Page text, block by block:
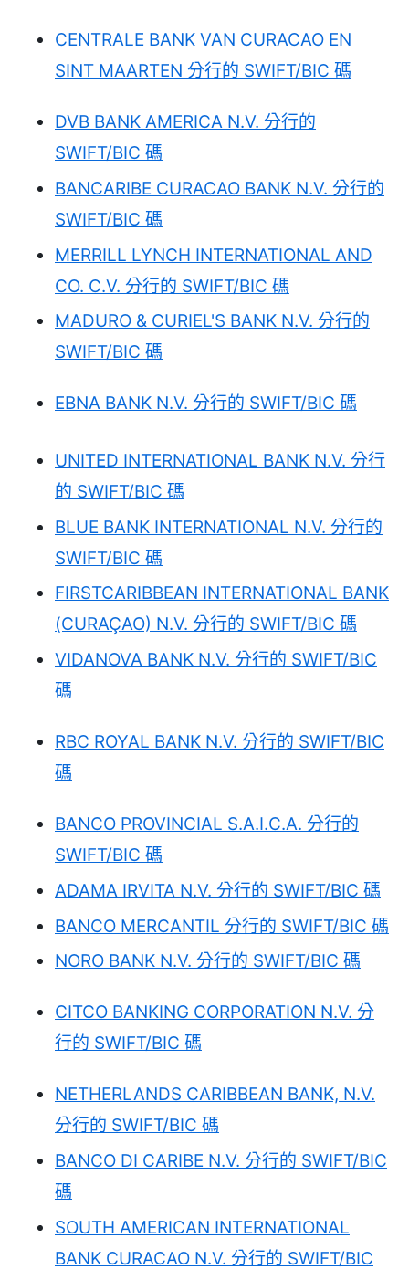
CENTRALE BANK VAN CURACAO EN
SINT MAARTEN 分行的 SWIFT/BIC 碼
DVB BANK AMERICA N.V. 分行的
SWIFT/BIC 碼
BANCARIBE CURACAO BANK N.V. 分行的
SWIFT/BIC 碼
MERRILL LYNCH INTERNATIONAL AND
CO. C.V. 分行的 SWIFT/BIC 碼
MADURO & CURIEL'S BANK N.V. 分行的
SWIFT/BIC 碼
EBNA BANK N.V. 分行的 SWIFT/BIC 碼
UNITED INTERNATIONAL BANK N.V. 分行
的 SWIFT/BIC 碼
BLUE BANK INTERNATIONAL N.V. 分行的
SWIFT/BIC 碼
FIRSTCARIBBEAN INTERNATIONAL BANK
(CURAÇAO) N.V. 分行的 SWIFT/BIC 碼
VIDANOVA BANK N.V. 分行的 SWIFT/BIC
碼
RBC ROYAL BANK N.V. 分行的 SWIFT/BIC
碼
BANCO PROVINCIAL S.A.I.C.A. 分行的
SWIFT/BIC 碼
ADAMA IRVITA N.V. 分行的 SWIFT/BIC 碼
BANCO MERCANTIL 分行的 SWIFT/BIC 碼
NORO BANK N.V. 分行的 SWIFT/BIC 碼
CITCO BANKING CORPORATION N.V. 分
行的 SWIFT/BIC 碼
NETHERLANDS CARIBBEAN BANK, N.V.
分行的 SWIFT/BIC 碼
BANCO DI CARIBE N.V. 分行的 SWIFT/BIC
碼
SOUTH AMERICAN INTERNATIONAL
BANK CURACAO N.V. 分行的 SWIFT/BIC